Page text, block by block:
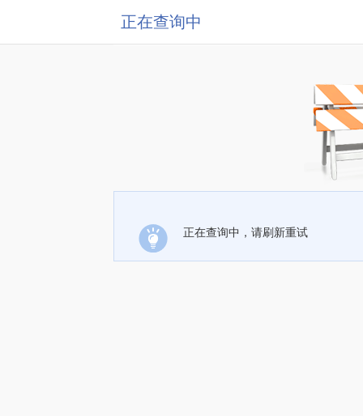
正在查询中
正在查询中，请刷新重试